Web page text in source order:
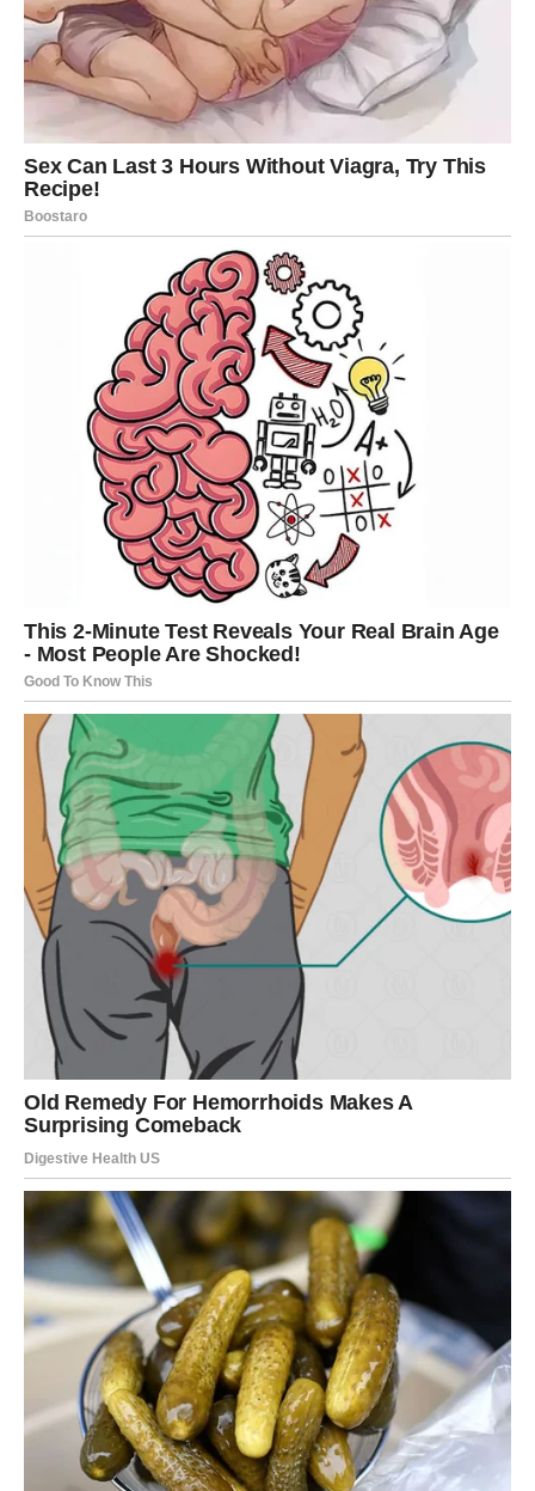
kreativnim nastojanjima u Srbiji, ali također sam željan istražiti
ogromne mogućnosti koje nudi američko tržište, posebno u
Los Angelesu. Ovaj se grad može pohvaliti s impresivnih 300
sunčanih dana godišnje i dom je najvećih televizijskih i filmskih
studija. Kao glumac, uzbuđen sam što mogu uroniti u ovo
živahno i dinamično okruženje,” samouvjereno je rekao.
Naša jutra počinju zajedničkim doručkom, nakon čega Ljilja
prati Đorđa do obližnje škole, dok ja osobno vozim Nađu do
njene škole. Tijekom vožnje autom vrijeme iskoristim za
slušanje edukativnih španjolskih CD-ova. Ostatak dana
ispunjen je raznim aktivnostima kao što su obavljanje
svakodnevnih obaveza, učenje za vozački ispit, istraživanje
grada, obavljanje administrativnih poslova, čitanje skripti i
uživanje u slobodnom vremenu s prijateljima. Baš kao i kod
svake druge obitelji, naša rutina odražava tipična svakodnevna
iskustva jednog glumca. Jasno je da cijela pordica uživa u